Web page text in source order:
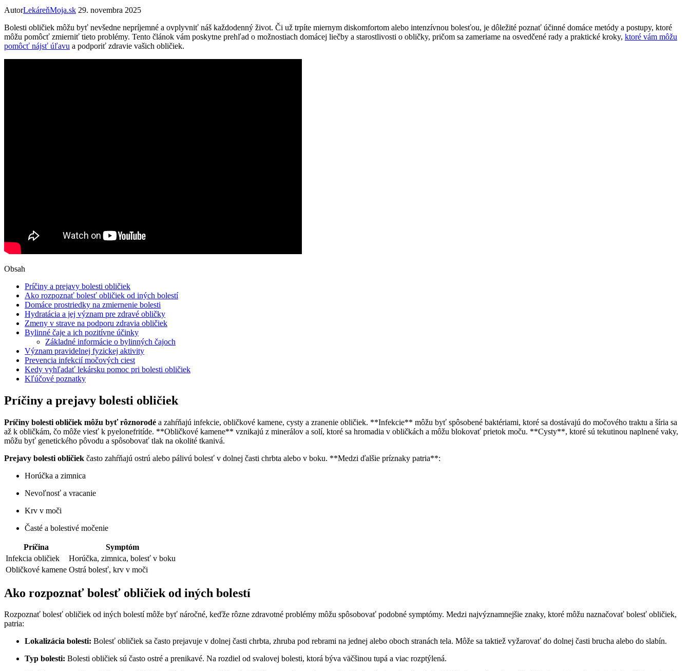
AutorLekáreňMoja.sk 29. novembra 2025
Bolesti obličiek môžu byť nevšedne nepríjemné a ovplyvniť náš každodenný život. Či už trpíte miernym diskomfortom alebo intenzívnou bolesťou, je dôležité poznať účinné domáce metódy a postupy, ktoré
môžu pomôcť zmierniť tieto problémy. Tento článok vám poskytne prehľad o možnostiach domácej liečby a starostlivosti o obličky, pričom sa zameriame na osvedčené rady a praktické kroky, ktoré vám môžu
pomôcť nájsť úľavu a podporiť zdravie vašich obličiek.
Obsah
Príčiny a prejavy bolesti obličiek
Ako rozpoznať bolesť obličiek od iných bolestí
Domáce prostriedky na zmiernenie bolesti
Hydratácia a jej význam pre zdravé obličky
Zmeny v strave na podporu zdravia obličiek
Bylinné čaje a ich pozitívne účinky
Základné informácie o bylinných čajoch
Význam pravidelnej fyzickej aktivity
Prevencia infekcií močových ciest
Kedy vyhľadať lekársku pomoc pri bolesti obličiek
Kľúčové poznatky
Príčiny a prejavy bolesti obličiek
Príčiny bolesti obličiek môžu byť rôznorodé a zahŕňajú infekcie, obličkové kamene, cysty a zranenie obličiek. **Infekcie** môžu byť spôsobené baktériami, ktoré sa dostávajú do močového traktu a šíria sa
až k obličkám, čo môže viesť k pyelonefritíde. **Obličkové kamene** vznikajú z minerálov a solí, ktoré sa hromadia v obličkách a môžu blokovať prietok moču. **Cysty**, ktoré sú tekutinou naplnené vaky,
môžu byť genetického pôvodu a spôsobovať tlak na okolité tkanivá.
Prejavy bolesti obličiek často zahŕňajú ostrú alebo pálivú bolesť v dolnej časti chrbta alebo v boku. **Medzi ďalšie príznaky patria**:
Horúčka a zimnica
Nevoľnosť a vracanie
Krv v moči
Časté a bolestivé močenie
Príčina
Symptóm
Infekcia obličiek
Horúčka, zimnica, bolesť v boku
Obličkové kamene Ostrá bolesť, krv v moči
Ako rozpoznať bolesť obličiek od iných bolestí
Rozpoznať bolesť obličiek od iných bolestí môže byť náročné, keďže rôzne zdravotné problémy môžu spôsobovať podobné symptómy. Medzi najvýznamnejšie znaky, ktoré môžu naznačovať bolesť obličiek,
patria:
Lokalizácia bolesti: Bolesť obličiek sa často prejavuje v dolnej časti chrbta, zhruba pod rebrami na jednej alebo oboch stranách tela. Môže sa taktiež vyžarovať do dolnej časti brucha alebo do slabín.
Typ bolesti: Bolesti obličiek sú často ostré a prenikavé. Na rozdiel od svalovej bolesti, ktorá býva väčšinou tupá a viac rozptýlená.